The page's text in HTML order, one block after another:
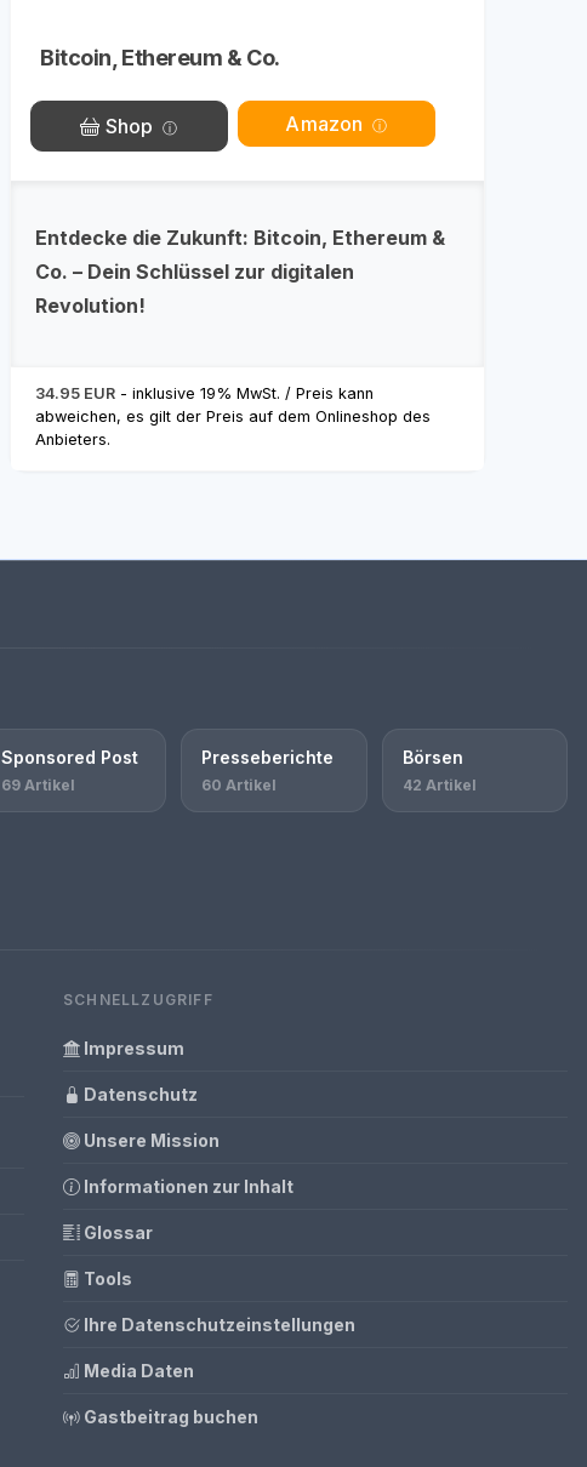
Bitcoin, Ethereum & Co.
Shop Amazon
Entdecke die Zukunft: Bitcoin, Ethereum &
Co. – Dein Schlüssel zur digitalen
Revolution!
34.95 EUR - inklusive 19% MwSt. / Preis kann
abweichen, es gilt der Preis auf dem Onlineshop des
Anbieters.
Sponsored Post
69 Artikel
Presseberichte
60 Artikel
Börsen
42 Artikel
SCHNELLZUGRIFF
Impressum
Datenschutz
Unsere Mission
Informationen zur Inhalt
Glossar
Tools
Ihre Datenschutzeinstellungen
Media Daten
Gastbeitrag buchen